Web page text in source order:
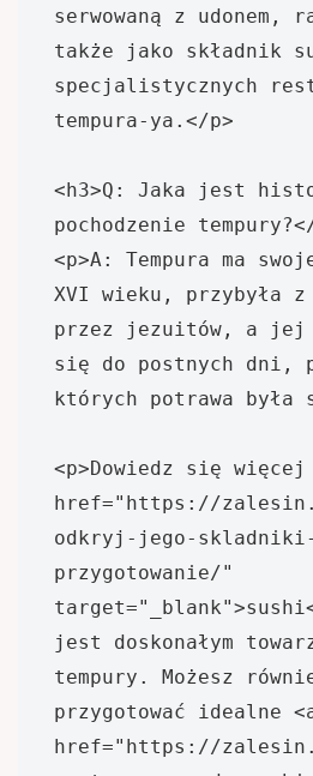
serwowaną z udonem,
także jako składnik
specjalistycznych
tempura-ya.</p>
<h3>Q: Jaka jest
pochodzenie
<p>A: Tempura ma
XVI wieku, przybyła
przez jezuitów, a jej
się do postnych dni,
których potrawa była
<p>Dowiedz się
href="https://
odkryj-jego-
przygotowanie/"
jest doskonałym
tempury. Możesz
przygotować idealne
href="https://